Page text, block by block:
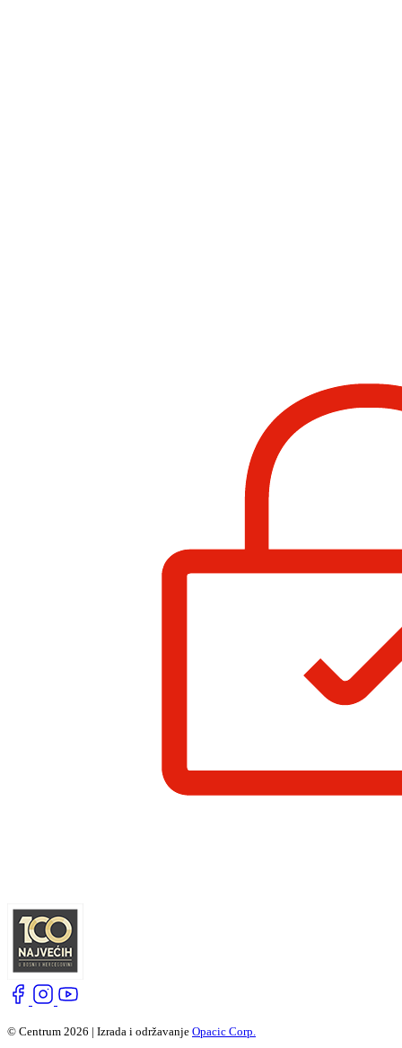
© Centrum 2026 | Izrada i održavanje Opacic Corp.